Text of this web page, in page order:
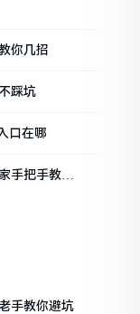
你几招
踩坑
口在哪
手把手教你
手教你避坑